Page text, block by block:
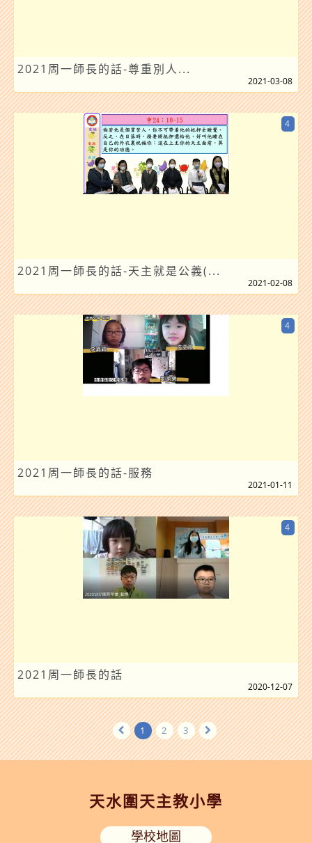
2021周一師長的話-尊重別人...
2021-03-08
2021周一師長的話-天主就是公義(...
4
2021-02-08
2021周一師長的話-服務
4
2021-01-11
2021周一師長的話
4
2020-12-07
1 2 3
天水圍天主教小學
學校地圖